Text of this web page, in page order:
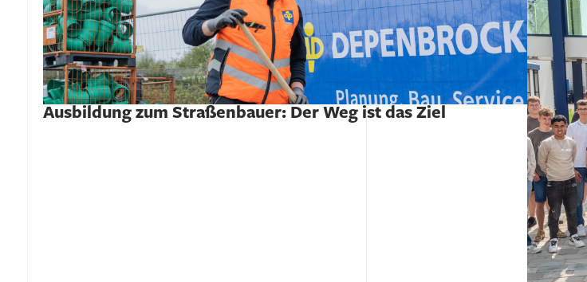
Ausbildung zum Straßenbauer: Der Weg ist das Ziel